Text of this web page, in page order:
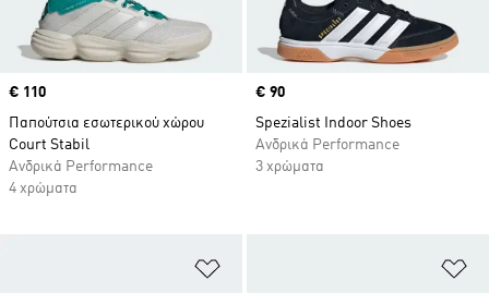
Price
€ 110
Παπούτσια εσωτερικού χώρου
Court Stabil
Ανδρικά Performance
4 χρώματα
Price
€ 90
Spezialist Indoor Shoes
Ανδρικά Performance
3 χρώματα
Προσθήκη στη Λίστα Επιθυμιών